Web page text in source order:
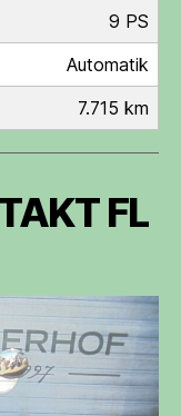
9 PS
Automatik
7.715 km
FL